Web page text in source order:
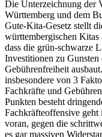
Die Unterzeichnung der
Württemberg und dem
Gute-Kita-Gesetz stellt
württembergischen Kitas
dass die grün-schwarze
Investitionen zu
Gebührenfreiheit
insbesondere von 3
Fachkräfte und
Punkten besteht
Fachkräfteoffensive geht
voran, gegen die
es gar massiven